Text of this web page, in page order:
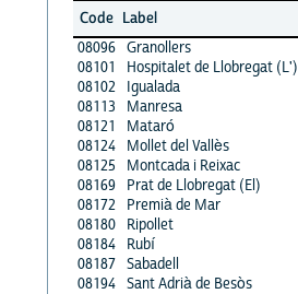
Code Label
08096 Granollers
08101
Hospitalet de Llobregat (L')
08102
Igualada
08113
Manresa
08121
Mataró
08124
Mollet del Vallès
08125
Montcada i Reixac
08169
Prat de Llobregat (El)
08172
Premià de Mar
08180
Ripollet
08184
Rubí
08187 Sabadell
08194 Sant Adrià de Besòs